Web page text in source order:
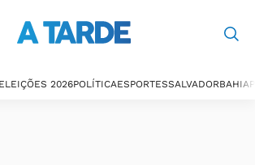
ELEIÇÕES 2026POLÍTICAESPORTESSALVADORBAHIA